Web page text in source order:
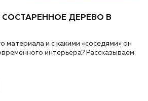
СОСТАРЕННОЕ ДЕРЕВО В
материала и с какими «соседями» он
интерьера? Рассказываем.